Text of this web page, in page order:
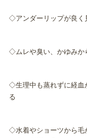
◇アンダーリップが良く
◇ムレや臭い、かゆみか
◇生理中も蒸れずに経血
る
◇水着やショーツから毛